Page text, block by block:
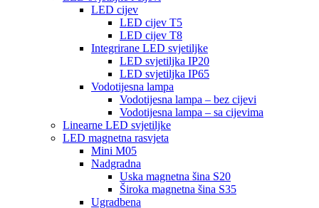
LED cijev
LED cijev T5
LED cijev T8
Integrirane LED svjetiljke
LED svjetiljka IP20
LED svjetiljka IP65
Vodotijesna lampa
Vodotijesna lampa – bez cijevi
Vodotijesna lampa – sa cijevima
Linearne LED svjetiljke
LED magnetna rasvjeta
Mini M05
Nadgradna
Uska magnetna šina S20
Široka magnetna šina S35
Ugradbena